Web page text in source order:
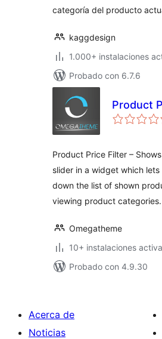
categoría del producto
kaggdesign
1.000+ instalaciones
Probado con 6.7.6
Product
Product Price Filter –
slider in a widget which
down the list of shown
viewing product categories.
Omegatheme
10+ instalaciones
Probado con 4.9.30
Acerca de
Noticias